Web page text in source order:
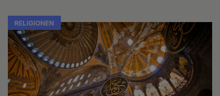
RELIGIONEN